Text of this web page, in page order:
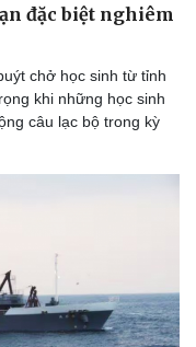
đặc biệt nghiêm
chở học sinh từ tỉnh
khi những học sinh
câu lạc bộ trong kỳ